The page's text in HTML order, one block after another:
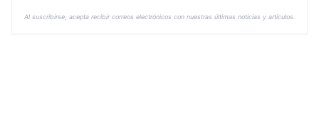
Al suscribirse, acepta recibir correos electrónicos con nuestras últimas noticias y artículos.